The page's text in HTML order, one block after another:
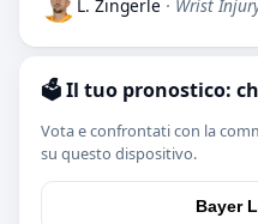
L. Zingerle · Wrist
🗳️ Il tuo pronostico:
Vota e confrontati con la
su questo dispositivo.
Bayer